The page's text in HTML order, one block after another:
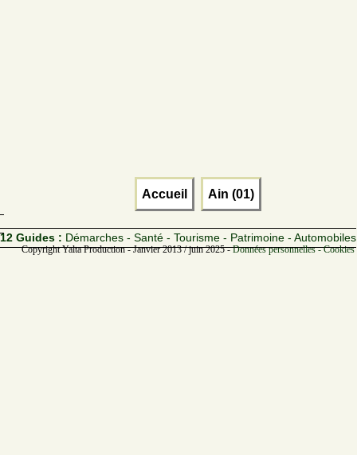
Accueil Ain (01)
12 Guides : Démarches - Santé - Tourisme - Patrimoine - Automobiles
Copyright Yalta Production - Janvier 2013 / juin 2025 -Données personnelles -